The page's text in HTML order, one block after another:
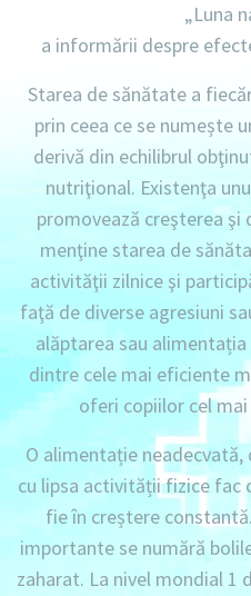
„Luna
a informării despre
Starea de sănătate a
prin ceea ce se numește
derivă din echilibrul
nutriţional. Existenţa
promovează creşterea
menţine starea de
activităţii zilnice şi
faţă de diverse agresiuni
alăptarea sau
dintre cele mai eficiente
oferi copiilor cel
O alimentație neadecvată,
cu lipsa activității fizice fac
fie în creștere
importante se numără
zaharat. La nivel mondial 1